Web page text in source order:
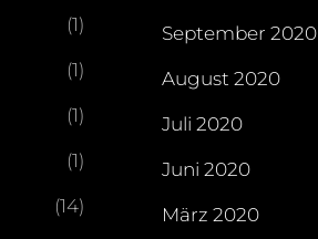
(1)
(1)
(1)
(1)
(14)
September 2020
August 2020
Juli 2020
Juni 2020
März 2020